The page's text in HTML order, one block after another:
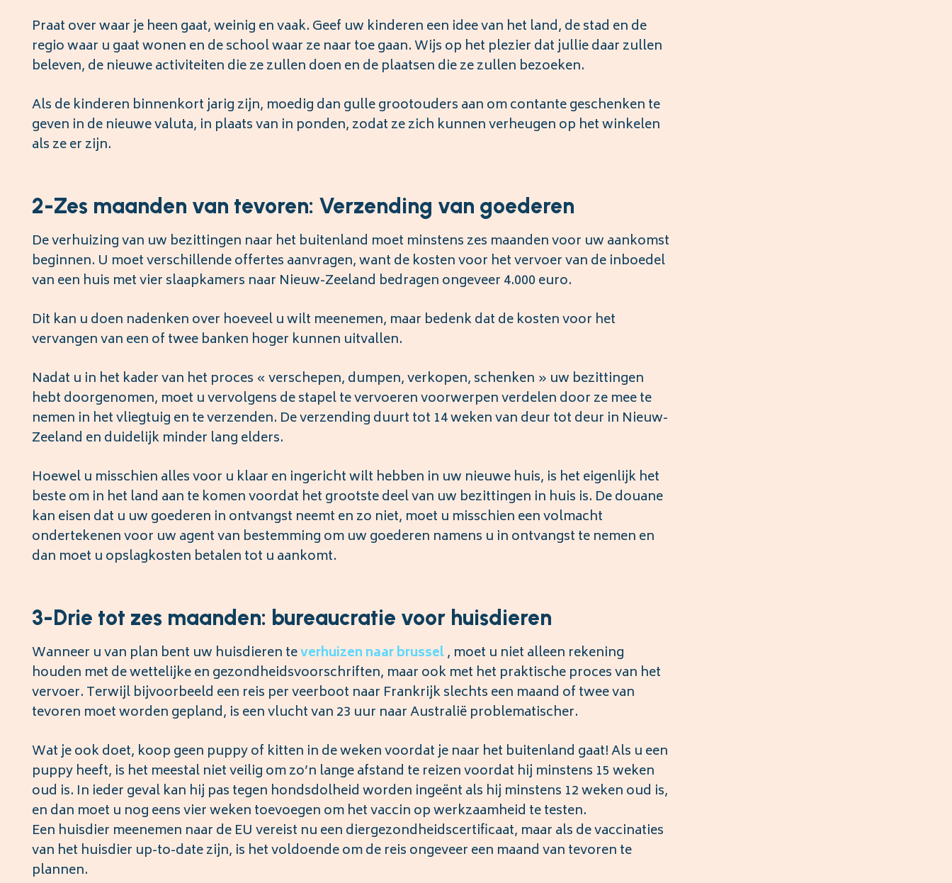
Praat over waar je heen gaat, weinig en vaak. Geef uw kinderen een idee van het land, de stad en de
regio waar u gaat wonen en de school waar ze naar toe gaan. Wijs op het plezier dat jullie daar zullen
beleven, de nieuwe activiteiten die ze zullen doen en de plaatsen die ze zullen bezoeken.
Als de kinderen binnenkort jarig zijn, moedig dan gulle grootouders aan om contante geschenken te
geven in de nieuwe valuta, in plaats van in ponden, zodat ze zich kunnen verheugen op het winkelen
als ze er zijn.
2-Zes maanden van tevoren: Verzending van goederen
De verhuizing van uw bezittingen naar het buitenland moet minstens zes maanden voor uw aankomst
beginnen. U moet verschillende offertes aanvragen, want de kosten voor het vervoer van de inboedel
van een huis met vier slaapkamers naar Nieuw-Zeeland bedragen ongeveer 4.000 euro.
Dit kan u doen nadenken over hoeveel u wilt meenemen, maar bedenk dat de kosten voor het
vervangen van een of twee banken hoger kunnen uitvallen.
Nadat u in het kader van het proces « verschepen, dumpen, verkopen, schenken » uw bezittingen
hebt doorgenomen, moet u vervolgens de stapel te vervoeren voorwerpen verdelen door ze mee te
nemen in het vliegtuig en te verzenden. De verzending duurt tot 14 weken van deur tot deur in Nieuw-
Zeeland en duidelijk minder lang elders.
Hoewel u misschien alles voor u klaar en ingericht wilt hebben in uw nieuwe huis, is het eigenlijk het
beste om in het land aan te komen voordat het grootste deel van uw bezittingen in huis is. De douane
kan eisen dat u uw goederen in ontvangst neemt en zo niet, moet u misschien een volmacht
ondertekenen voor uw agent van bestemming om uw goederen namens u in ontvangst te nemen en
dan moet u opslagkosten betalen tot u aankomt.
3-Drie tot zes maanden: bureaucratie voor huisdieren
Wanneer u van plan bent uw huisdieren teverhuizennaarbrussel, moet u niet alleen rekening
houden met de wettelijke en gezondheidsvoorschriften, maar ook met het praktische proces van het
vervoer. Terwijl bijvoorbeeld een reis per veerboot naar Frankrijk slechts een maand of twee van
tevoren moet worden gepland, is een vlucht van 23 uur naar Australië problematischer.
Wat je ook doet, koop geen puppy of kitten in de weken voordat je naar het buitenland gaat! Als u een
puppy heeft, is het meestal niet veilig om zo’n lange afstand te reizen voordat hij minstens 15 weken
oud is. In ieder geval kan hij pas tegen hondsdolheid worden ingeënt als hij minstens 12 weken oud is,
en dan moet u nog eens vier weken toevoegen om het vaccin op werkzaamheid te testen.
Een huisdier meenemen naar de EU vereist nu een diergezondheidscertificaat, maar als de vaccinaties
van het huisdier up-to-date zijn, is het voldoende om de reis ongeveer een maand van tevoren te
plannen.